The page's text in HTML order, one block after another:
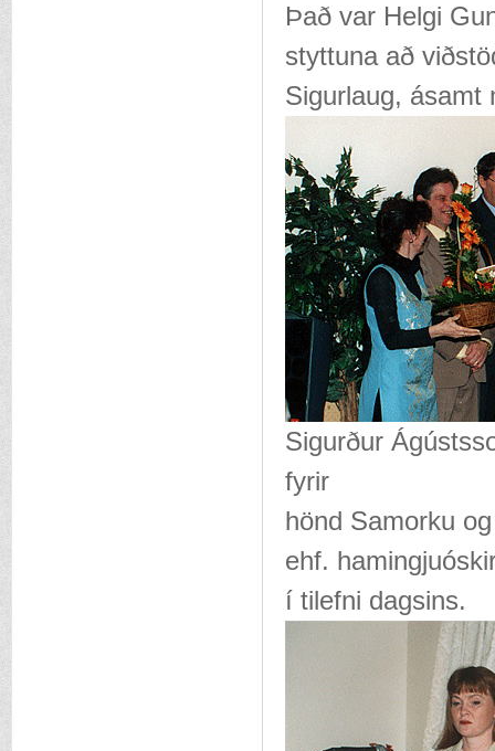
Það var Helgi
styttuna að
Sigurlaug, ásamt
Sigurður
fyrir
hönd Samorku
ehf.
í tilefni dagsins.